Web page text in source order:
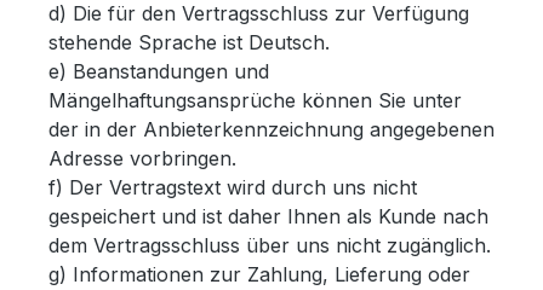
d) Die für den Vertragsschluss zur Verfügung
stehende Sprache ist Deutsch.
e) Beanstandungen und
Mängelhaftungsansprüche können Sie unter
der in der Anbieterkennzeichnung angegebenen
Adresse vorbringen.
f) Der Vertragstext wird durch uns nicht
gespeichert und ist daher Ihnen als Kunde nach
dem Vertragsschluss über uns nicht zugänglich.
g) Informationen zur Zahlung, Lieferung oder